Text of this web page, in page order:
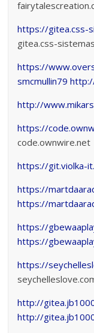
https://gitea.css-
gitea.css-
https://
smcmullin79
http://
https://
code.ownwire.net
https://git.violka-
https://
https://
https://
https://
https://
http://
http://